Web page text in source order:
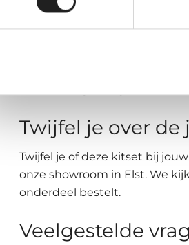
Niet ieder autodak is
bevestigingspunten van jouw
Twijfel je over de
Twijfel je of deze kitset bij
onze showroom in Elst. We
onderdeel bestelt.
Veelgestelde